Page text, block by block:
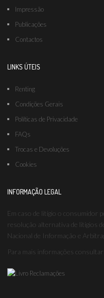
Impressão
Publicações
Contactos
LINKS ÚTEIS
Renting
Condições Gerais
Políticas de Privacidade
FAQs
Trocas e Devoluções
Cookies
INFORMAÇÃO LEGAL
Em caso de litígio o consumidor
resolução alternativa de litígios
Nacional de Informação e
Para mais informações consultar: